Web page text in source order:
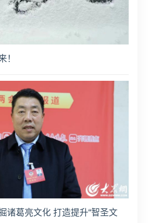
！
诸葛亮文化 打造提升“智圣文